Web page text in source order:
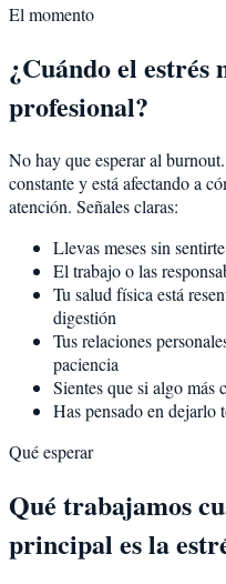
El momento
¿Cuándo el estrés
profesional?
No hay que esperar al
constante y está afectando a
atención. Señales claras:
Llevas meses sin
El trabajo o las
Tu salud física está
digestión
Tus relaciones
paciencia
Sientes que si algo más
Has pensado en dejarlo
Qué esperar
Qué trabajamos
principal es la